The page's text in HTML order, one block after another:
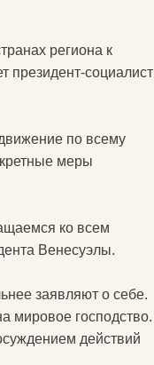
региона к
президент-социалист
по всему
меры
ко всем
Венесуэлы.
заявляют о себе.
мировое господство.
действий